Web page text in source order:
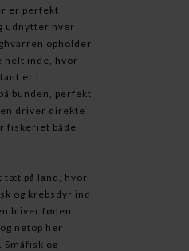
er perfekt
udnytter hver
opholder
helt inde, hvor
er i
bunden, perfekt
driver direkte
fiskeriet både
på land, hvor
og krebsdyr ind
bliver føden
netop her
og